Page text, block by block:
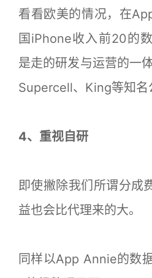
看看欧美的情况，在
国iPhone收入前20的
是走的研发与运营的一
Supercell、King等知名
4、重视自研
即使撇除我们所谓分成
益也会比代理来的大。
同样以App Annie的数